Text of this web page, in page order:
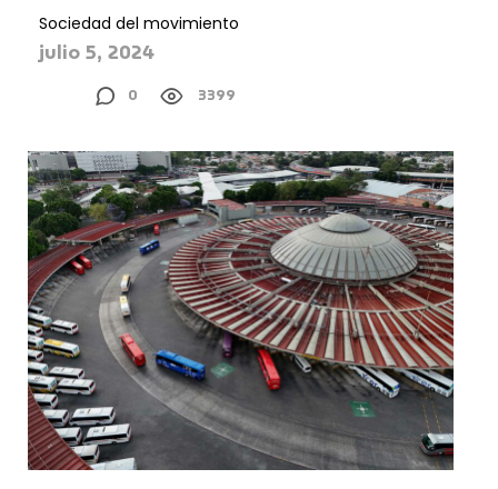
Sociedad del movimiento
julio 5, 2024
0 3399